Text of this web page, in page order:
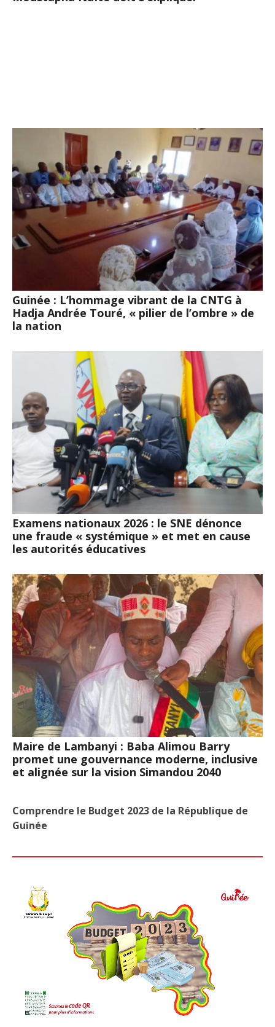
Guinée : L’hommage vibrant de la CNTG à
Hadja Andrée Touré, « pilier de l’ombre » de
la nation
Examens nationaux 2026 : le SNE dénonce
une fraude « systémique » et met en cause
les autorités éducatives
Maire de Lambanyi : Baba Alimou Barry
promet une gouvernance moderne, inclusive
et alignée sur la vision Simandou 2040
Comprendre le Budget 2023 de la République de
Guinée